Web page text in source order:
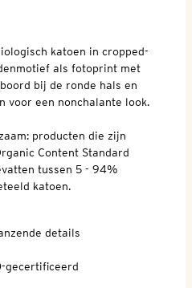
katoen in cropped-
als fotoprint met
bij de ronde hals en
voor een nonchalante look.
producten die zijn
Content Standard
tussen 5 - 94%
katoen.
details
gecertificeerd